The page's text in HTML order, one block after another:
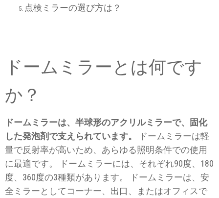
点検ミラーの選び方は？
ドームミラーとは何です
か？
ドームミラーは、半球形のアクリルミラーで、固化
した発泡剤で支えられています。
ドームミラーは軽
量で反射率が高いため、あらゆる照明条件での使用
に最適です。 ドームミラーには、それぞれ90度、180
度、360度の3種類があります。 ドームミラーは、安
全ミラーとしてコーナー、出口、またはオフィスで